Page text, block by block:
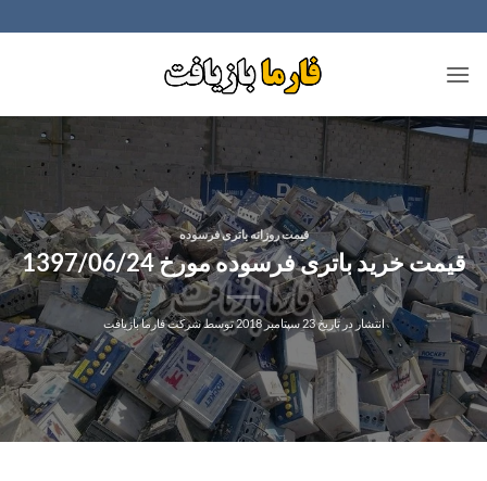
to
content
قیمت روزانه باتری فرسوده
قیمت خرید باتری فرسوده مورخ 1397/06/24
انتشار در تاریخ23 سپتامبر 2018 توسطشرکت فارما بازیافت